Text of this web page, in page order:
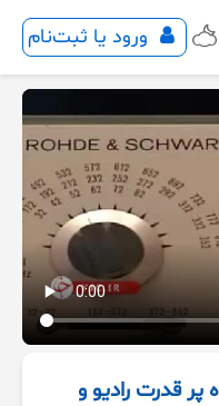
ورود یا ثبت‌نام
قدرت رادیو و